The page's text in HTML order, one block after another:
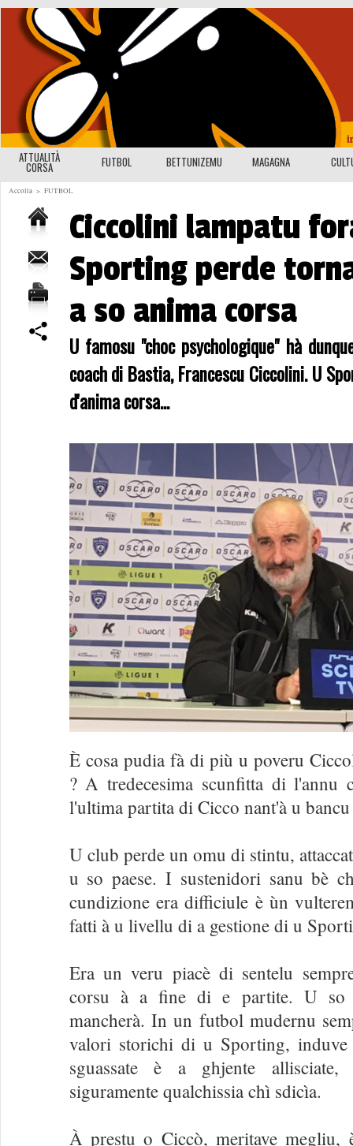
ATTUALITÀ
CORSA FUTBOL BETTUNIZEMU MAGAGNA
Accolta > FUTBOL
Ciccolini lampatu
Sporting perde
a so anima corsa
U famosu "choc psychologique" hà
coach di Bastia, Francescu Ciccolini. U
d'anima corsa...
È cosa pudia fà di più u poveru
? A tredecesima scunfitta di l'annu
l'ultima partita di Cicco nant'à u
U club perde un omu di stintu,
u so paese. I sustenidori sanu bè
cundizione era difficiule è ùn
fatti à u livellu di a gestione di u
Era un veru piacè di sentelu
corsu à a fine di e partite. U so
mancherà. In un futbol mudernu
valori storichi di u Sporting,
sguassate è a ghjente
siguramente qualchissia chì sdicìa.
À prestu o Ciccò, meritave megliu,